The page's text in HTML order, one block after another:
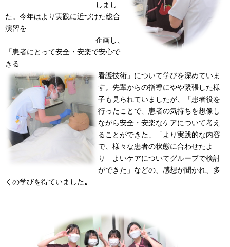
しまし
た。今年はより実践に近づけた総合
演習を
企画し、
「患者にとって安全・安楽で安心で
きる
看護技術」について学びを深めていま
す。先輩からの指導にやや緊張した様
子も見られていましたが、「患者役を
行ったことで、患者の気持ちを想像し
ながら安全・安楽なケアについて考え
ることができた」「より実践的な内容
で、様々な患者の状態に合わせたよ
り よいケアについてグループで検討
ができた」などの、感想が聞かれ、多
くの学びを得ていました。